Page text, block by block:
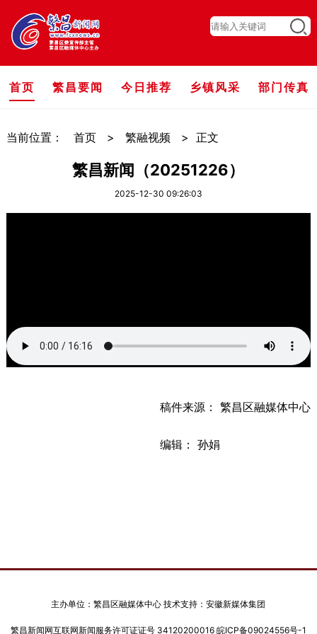
首页 繁昌要闻 今日推荐 乡镇风采 部门传真
当前位置： 首页 > 繁融视频 > 正文
繁昌新闻（20251226）
2025-12-30 09:26:03
稿件来源： 繁昌区融媒体中心
编辑： 孙娟
主办单位：繁昌区融媒体中心 技术支持：安徽新媒体集团
繁昌新闻网互联网新闻服务许可证证号 34120200016 皖ICP备09024556号-1